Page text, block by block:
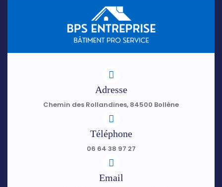
Adresse
Chemin des Rollandines, 84500 Bollène
Téléphone
06 64 38 97 27
Email